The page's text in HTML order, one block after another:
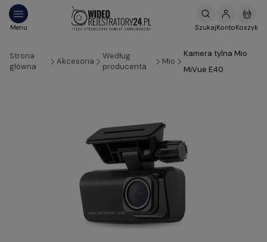
Strona
główna
Akcesoria
Według
producenta
Mio
Kamera tylna Mio
MiVue E40